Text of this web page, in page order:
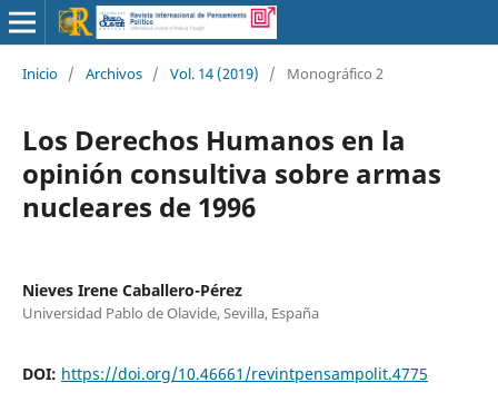
Inicio / Archivos / Vol. 14 (2019) / Monográfico 2
Los Derechos Humanos en la
opinión consultiva sobre armas
nucleares de 1996
Nieves Irene Caballero-Pérez
Universidad Pablo de Olavide, Sevilla, España
DOI: https://doi.org/10.46661/revintpensampolit.4775